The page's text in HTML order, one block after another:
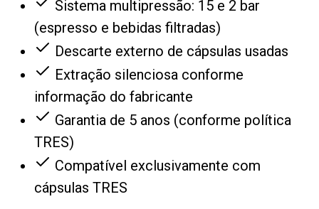
Sistema multipressão: 15 e 2 bar
(espresso e bebidas filtradas)
Descarte externo de cápsulas usadas
Extração silenciosa conforme
informação do fabricante
Garantia de 5 anos (conforme política
TRES)
Compatível exclusivamente com
cápsulas TRES